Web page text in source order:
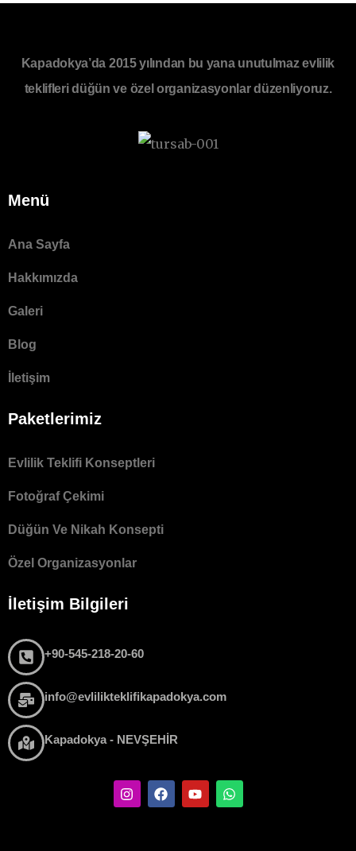
Kapadokya’da 2015 yılından bu yana unutulmaz evlilik
teklifleri düğün ve özel organizasyonlar düzenliyoruz.
Menü
Ana Sayfa
Hakkımızda
Galeri
Blog
İletişim
Paketlerimiz
Evlilik Teklifi Konseptleri
Fotoğraf Çekimi
Düğün Ve Nikah Konsepti
Özel Organizasyonlar
İletişim Bilgileri
+90-545-218-20-60
info@evlilikteklifikapadokya.com
Kapadokya - NEVŞEHİR